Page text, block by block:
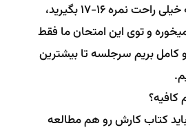
همینطوری برید سر جلسه خیلی راحت نمره 16-17 بگیرید،
و توی این امتحان ما فقط
بریم سرجلسه تا بیشترین
کتاب کارش رو هم مطالعه